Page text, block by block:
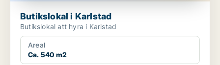
Butikslokal i Karlstad
Butikslokal att hyra i Karlstad
Areal
Ca. 540 m2